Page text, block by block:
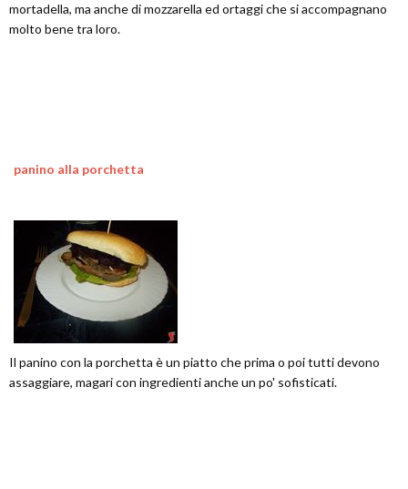
mortadella, ma anche di mozzarella ed ortaggi che si accompagnano
molto bene tra loro.
panino alla porchetta
Il panino con la porchetta è un piatto che prima o poi tutti devono
assaggiare, magari con ingredienti anche un po' sofisticati.